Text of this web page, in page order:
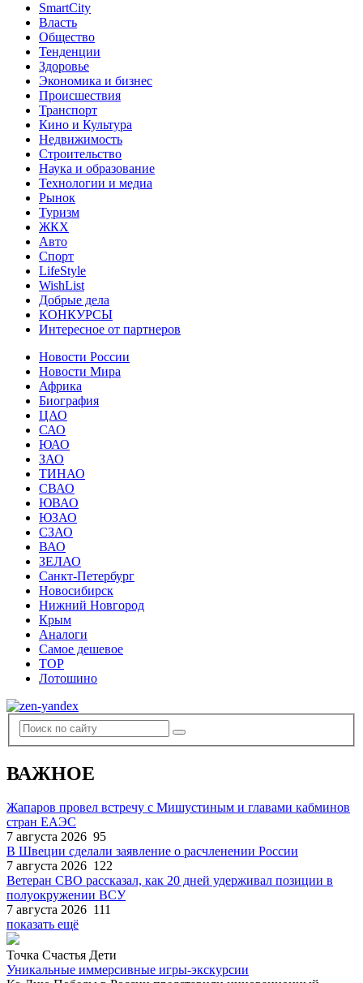
SmartCity
Власть
Общество
Тенденции
Здоровье
Экономика и бизнес
Происшествия
Транспорт
Кино и Культура
Недвижимость
Строительство
Наука и образование
Технологии и медиа
Рынок
Туризм
ЖКХ
Авто
Спорт
LifeStyle
WishList
Добрые дела
КОНКУРСЫ
Интересное от партнеров
Новости России
Новости Мира
Африка
Биография
ЦАО
САО
ЮАО
ЗАО
ТИНАО
СВАО
ЮВАО
ЮЗАО
СЗАО
ВАО
ЗЕЛАО
Санкт-Петербург
Новосибирск
Нижний Новгород
Крым
Аналоги
Самое дешевое
TOP
Лотошино
ВАЖНОЕ
Жапаров провел встречу с Мишустиным и главами кабминов
стран ЕАЭС
7 августа 2026 95
В Швеции сделали заявление о расчленении России
7 августа 2026 122
Ветеран СВО рассказал, как 20 дней удерживал позиции в
полуокружении ВСУ
7 августа 2026 111
показать ещё
Точка Счастья Дети
Уникальные иммерсивные игры-экскурсии